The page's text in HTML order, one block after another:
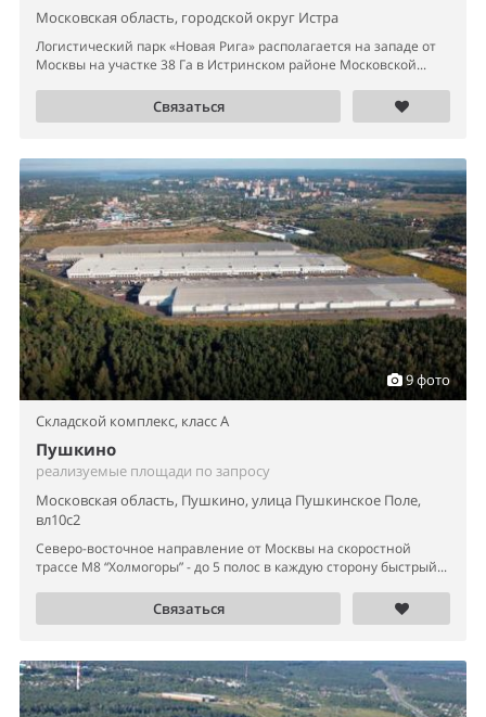
Московская область, городской округ Истра
Логистический парк «Новая Рига» располагается на западе от
Москвы на участке 38 Га в Истринском районе Московской...
Связаться
9 фото
Складской комплекс, класс A
Пушкино
реализуемые площади по запросу
Московская область, Пушкино, улица Пушкинское Поле,
вл10с2
Северо-восточное направление от Москвы на скоростной
трассе М8 “Холмогоры” - до 5 полос в каждую сторону быстрый...
Связаться